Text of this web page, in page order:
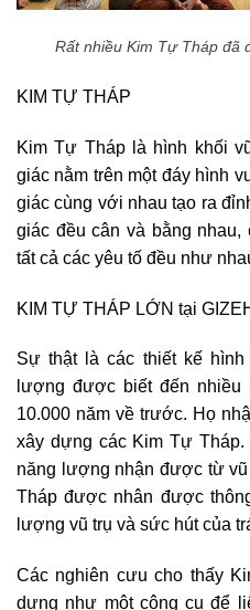
Rất nhiều Kim Tự Tháp đã
KIM TỰ THÁP
Kim Tự Tháp là hình khối
giác nằm trên một đáy hình
giác cùng với nhau tạo ra
giác đều cân và bằng nhau,
tất cả các yêu tố đều như
KIM TỰ THÁP LỚN tại
Sự thật là các thiết kế
lượng được biết đến
10.000 năm về trước. Họ
xây dựng các Kim Tự
năng lượng nhận được từ
Tháp được nhân được
lượng vũ trụ và sức hút của
Các nghiên cưu cho thấy
dựng như một công cụ để